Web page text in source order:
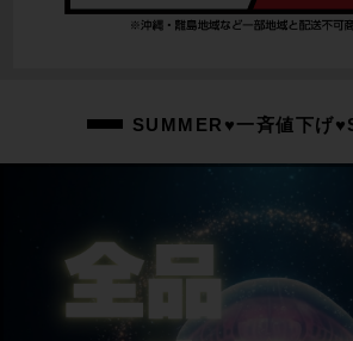
シートポスト
BRIDGESTONE
SUMMER♥一斉値下げ